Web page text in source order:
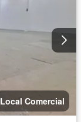
Local Comercial